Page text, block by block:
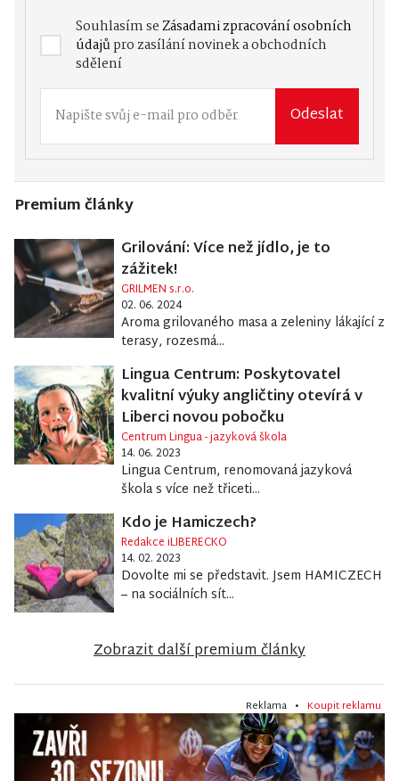
Souhlasím seZásadami zpracování osobních
údajůpro zasílání novinek a obchodních
sdělení
Odeslat
Premium články
Grilování: Více než jídlo, je to
zážitek!
GRILMEN s.r.o.
02. 06. 2024
Aroma grilovaného masa a zeleniny lákající z
terasy, rozesmá...
Lingua Centrum: Poskytovatel
kvalitní výuky angličtiny otevírá v
Liberci novou pobočku
Centrum Lingua - jazyková škola
14. 06. 2023
Lingua Centrum, renomovaná jazyková
škola s více než třiceti...
Kdo je Hamiczech?
Redakce iLIBERECKO
14. 02. 2023
Dovolte mi se představit. Jsem HAMICZECH
– na sociálních sít...
Zobrazit další premium články
Reklama • Koupit reklamu